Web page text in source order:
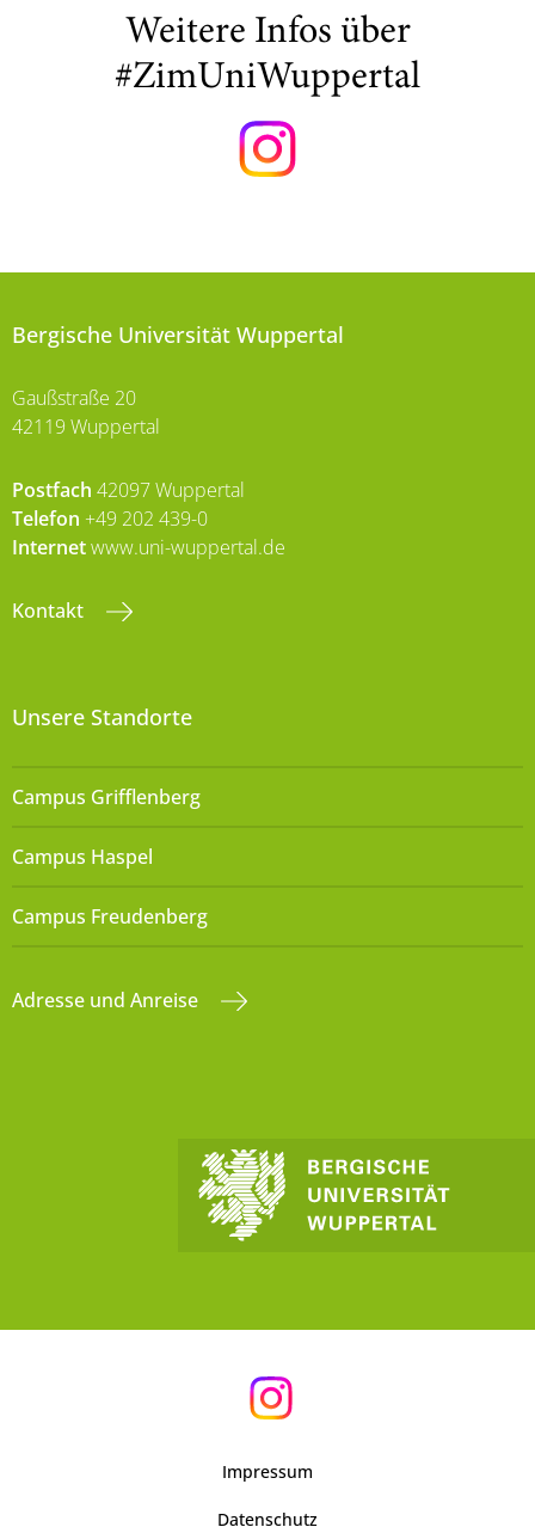
Weitere Infos über
#ZimUniWuppertal
Bergische Universität Wuppertal
Gaußstraße 20
42119 Wuppertal
Postfach 42097 Wuppertal
Telefon +49 202 439-0
Internetwww.uni-wuppertal.de
Kontakt
Unsere Standorte
Campus Grifflenberg
Campus Haspel
Campus Freudenberg
Adresse und Anreise
Impressum
Datenschutz